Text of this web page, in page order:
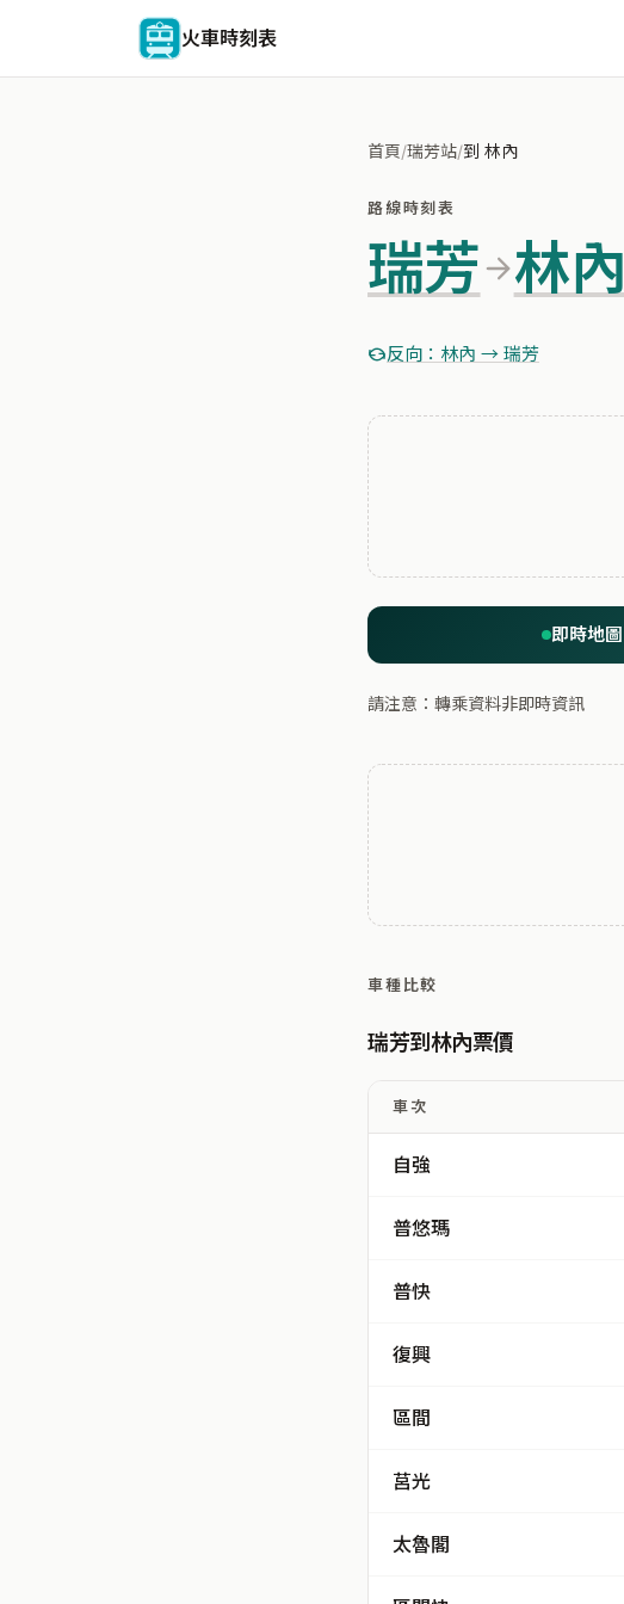
火車時刻表
首頁/瑞芳站/到 林內
路線時刻表
瑞芳 林內
反向：林內 → 瑞芳
即時地圖
請注意：轉乘資料非即時資訊
車種比較
瑞芳到林內票價
車次
自強
普悠瑪
普快
復興
區間
莒光
太魯閣